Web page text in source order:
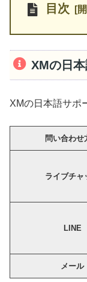
目次
XMの日
XMの日本語サポ
問い合わせ
ライブチャ
LINE
メール